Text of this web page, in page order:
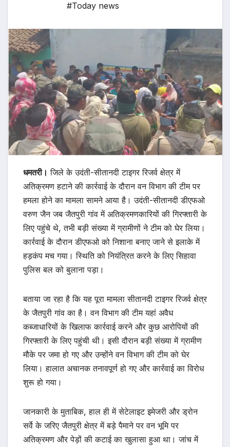
#Today news
धमतरी। जिले के उदंती-सीतानदी टाइगर रिजर्व क्षेत्र में
अतिक्रमण हटाने की कार्रवाई के दौरान वन विभाग की टीम पर
हमला होने का मामला सामने आया है। उदंती-सीतानदी डीएफओ
वरुण जैन जब जैतपुरी गांव में अतिक्रमणकारियों की गिरफ्तारी के
लिए पहुंचे थे, तभी बड़ी संख्या में ग्रामीणों ने टीम को घेर लिया।
कार्रवाई के दौरान डीएफओ को निशाना बनाए जाने से इलाके में
हड़कंप मच गया। स्थिति को नियंत्रित करने के लिए सिहावा
पुलिस बल को बुलाना पड़ा।
बताया जा रहा है कि यह पूरा मामला सीतानदी टाइगर रिजर्व क्षेत्र
के जैतपुरी गांव का है। वन विभाग की टीम यहां अवैध
कब्जाधारियों के खिलाफ कार्रवाई करने और कुछ आरोपियों की
गिरफ्तारी के लिए पहुंची थी। इसी दौरान बड़ी संख्या में ग्रामीण
मौके पर जमा हो गए और उन्होंने वन विभाग की टीम को घेर
लिया। हालात अचानक तनावपूर्ण हो गए और कार्रवाई का विरोध
शुरू हो गया।
जानकारी के मुताबिक, हाल ही में सेटेलाइट इमेजरी और ड्रोन
सर्वे के जरिए जैतपुरी क्षेत्र में बड़े पैमाने पर वन भूमि पर
अतिक्रमण और पेड़ों की कटाई का खुलासा हुआ था। जांच में